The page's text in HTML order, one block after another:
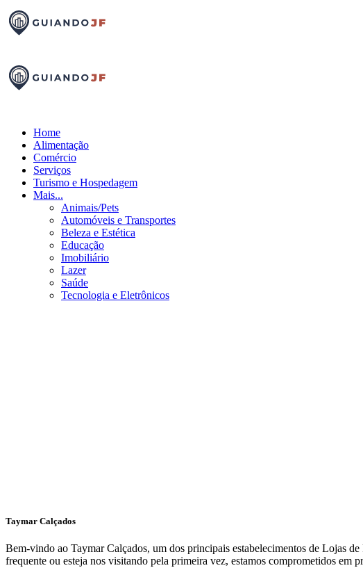
Home
Alimentação
Comércio
Serviços
Turismo e Hospedagem
Mais...
Animais/Pets
Automóveis e Transportes
Beleza e Estética
Educação
Imobiliário
Lazer
Saúde
Tecnologia e Eletrônicos
Taymar Calçados
Bem-vindo ao Taymar Calçados, um dos principais estabelecimentos de Lojas
frequente ou esteja nos visitando pela primeira vez, estamos comprometidos em